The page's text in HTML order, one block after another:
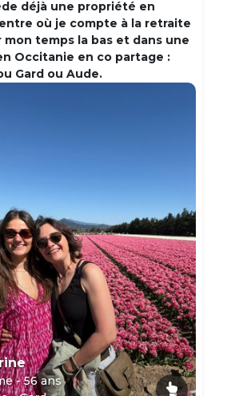
déjà une propriété en
où je compte à la retraite
mon temps la bas et dans une
Occitanie en co partage :
Gard ou Aude.
- 56ans